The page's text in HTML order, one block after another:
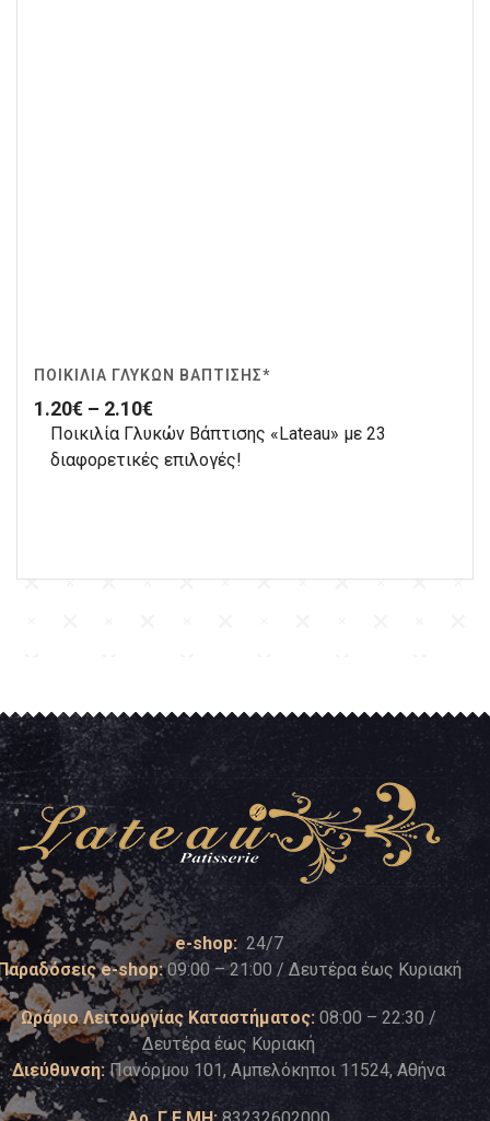
ΠΟΙΚΙΛΊΑ ΓΛΥΚΏΝ ΒΆΠΤΙΣΗΣ*
1.20€ – 2.10€
Ποικιλία Γλυκών Βάπτισης «Lateau» με 23
διαφορετικές επιλογές!
e-shop: 24/7
e-shop:09:00 – 21:00 / Δευτέρα έως Κυριακή
Ωράριο Λειτουργίας Καταστήματος: 08:00 – 22:30 /
Δευτέρα έως Κυριακή
Διεύθυνση: Πανόρμου 101, Αμπελόκηποι 11524, Αθήνα